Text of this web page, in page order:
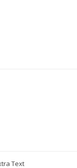
Text